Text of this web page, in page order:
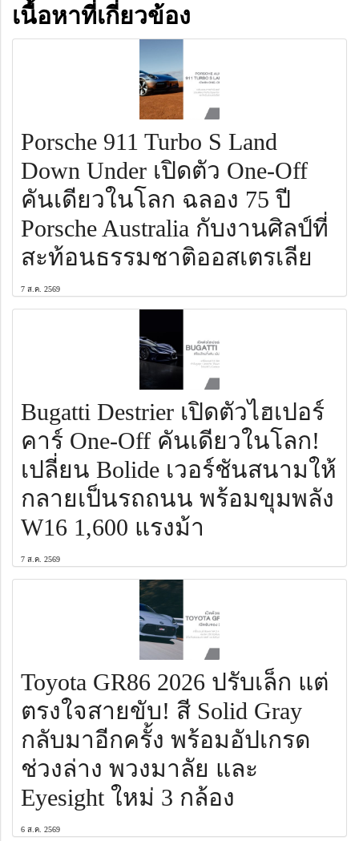
เนื้อหาที่เกี่ยวข้อง
Porsche 911 Turbo S Land
Down Under เปิดตัว One-Off
คันเดียวในโลก ฉลอง 75 ปี
Porsche Australia กับงานศิลป์ที่
สะท้อนธรรมชาติออสเตรเลีย
7 ส.ค. 2569
Bugatti Destrier เปิดตัวไฮเปอร์
คาร์ One-Off คันเดียวในโลก!
เปลี่ยน Bolide เวอร์ชันสนามให้
กลายเป็นรถถนน พร้อมขุมพลัง
W16 1,600 แรงม้า
7 ส.ค. 2569
Toyota GR86 2026 ปรับเล็ก แต่
ตรงใจสายขับ! สี Solid Gray
กลับมาอีกครั้ง พร้อมอัปเกรด
ช่วงล่าง พวงมาลัย และ
Eyesight ใหม่ 3 กล้อง
6 ส.ค. 2569